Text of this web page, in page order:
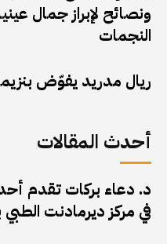
ونصائح لإبراز جمال
النجمات
ريال مدريد يفوّض
أحدث المقالات
د. دعاء بركات تقدم
في مركز ديرمادنت الطبي